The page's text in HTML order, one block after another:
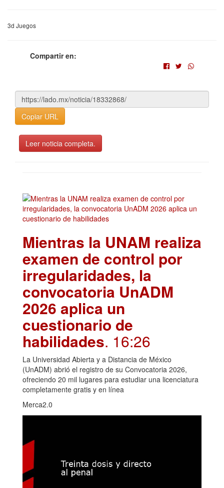
3d Juegos
Compartir en:
Copiar URL
Leer noticia completa.
Mientras la UNAM realiza
examen de control por
irregularidades, la
convocatoria UnADM
2026 aplica un
cuestionario de
habilidades. 16:26
La Universidad Abierta y a Distancia de México
(UnADM) abrió el registro de su Convocatoria 2026,
ofreciendo 20 mil lugares para estudiar una licenciatura
completamente gratis y en línea
Merca2.0